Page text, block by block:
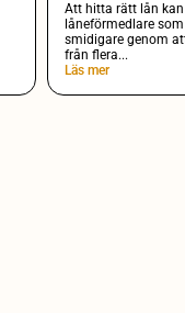
Att hitta rätt lån
låneförmedlare
smidigare genom
från flera...
Läs mer